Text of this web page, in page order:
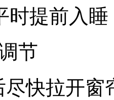
时提前入
节
快拉开窗